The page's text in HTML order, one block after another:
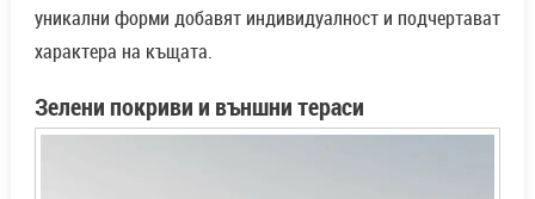
уникални форми добавят индивидуалност и подчертават
характера на къщата.
Зелени покриви и външни тераси